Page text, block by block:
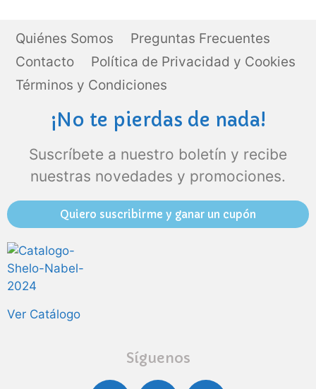
Quiénes Somos
Preguntas Frecuentes
Contacto
Política de Privacidad y Cookies
Términos y Condiciones
¡No te pierdas de nada!
Suscríbete a nuestro boletín y recibe
nuestras novedades y promociones.
Quiero suscribirme y ganar un cupón
Ver Catálogo
Síguenos